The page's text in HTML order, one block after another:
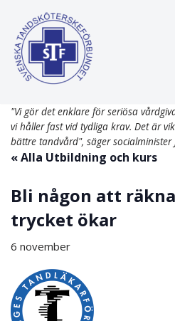
Hoppa
till
innehåll
"Vi gör det enklare för seriösa
vi håller fast vid tydliga krav. Det är
bättre tandvård", säger socialminister
« Alla Utbildning och kurs
Bli någon att
trycket ökar
6 november